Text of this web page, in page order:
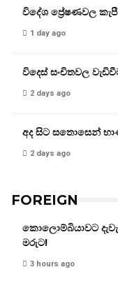
විදේශ ප්‍රේෂණවල
1 day ago
විදෙස් සංචිතවල
2 days ago
අද සිට සතොසෙන්
2 days ago
FOREIGN
කොලොම්බියාවට
මරුට!
3 hours ago